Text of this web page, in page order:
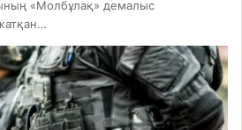
«Молбұлақ» демалыс